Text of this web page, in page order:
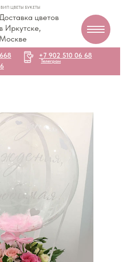
цветов
в Иркутске,
Москве
ВИП ЦВЕТЫ БУКЕТЫ
+7 902 510 06 68
Телеграм